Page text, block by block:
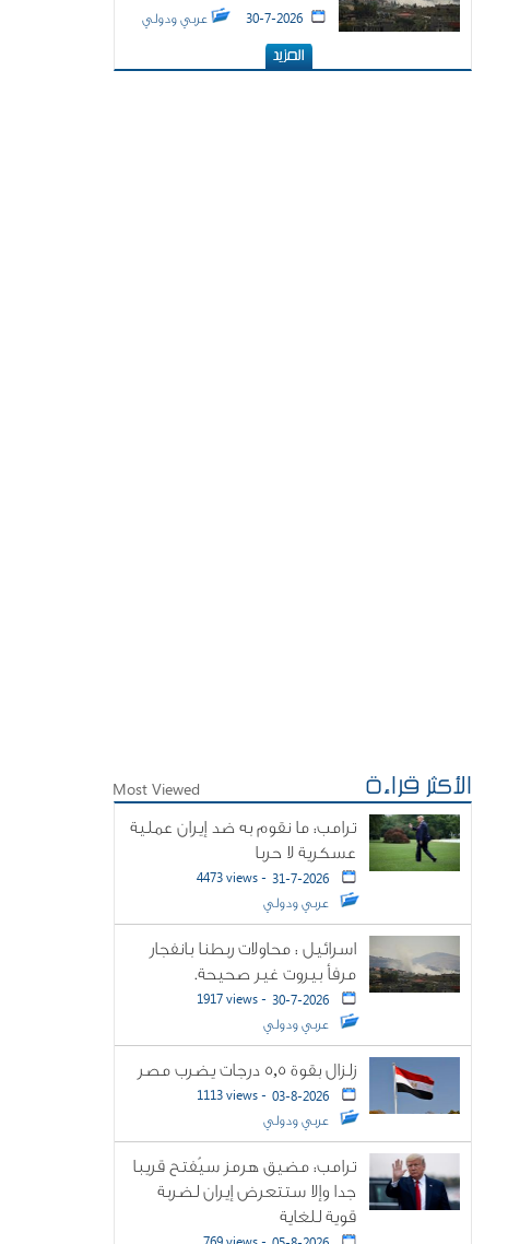
30-7-2026 عربي ودولي
الأكثر قراءة Most Viewed
ترامب: ما نقوم به ضد إيران عملية
عسكرية لا حربا
31-7-2026
4473 views -
عربي ودولي
اسرائيل : محاولات ربطنا بانفجار
مرفأ بيروت غير صحيحة.
30-7-2026
1917 views -
عربي ودولي
زلزال بقوة 5,5 درجات يضرب مصر
03-8-2026
1113 views -
عربي ودولي
ترامب: مضيق هرمز سيُفتح قريبا
جدا وإلا ستتعرض إيران لضربة
قوية للغاية